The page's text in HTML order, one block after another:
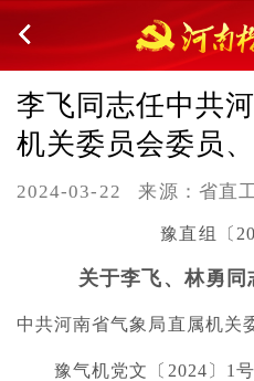
李飞同志任中共
机关委员会委员
2024-03-22 来源：省直
豫直组〔
关于李飞、林勇
中共河南省气象局直属机关
豫气机党文〔2024〕1号